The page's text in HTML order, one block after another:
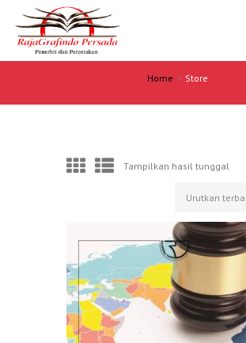
Home Store
Tampilkan hasil tunggal